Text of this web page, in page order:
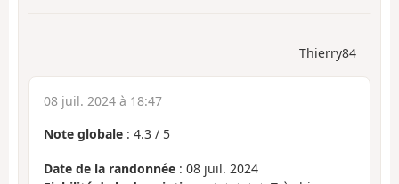
Thierry84
08 juil. 2024 à 18:47
Note globale : 4.3 / 5
Date de la randonnée : 08 juil. 2024